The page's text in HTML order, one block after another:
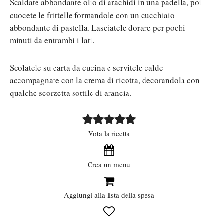
cuocete le frittelle formandole con un cucchiaio
abbondante di pastella. Lasciatele dorare per pochi
minuti da entrambi i lati.
Scolatele su carta da cucina e servitele calde
accompagnate con la crema di ricotta, decorandola con
qualche scorzetta sottile di arancia.
Vota la ricetta
Crea un menu
Aggiungi alla lista della spesa